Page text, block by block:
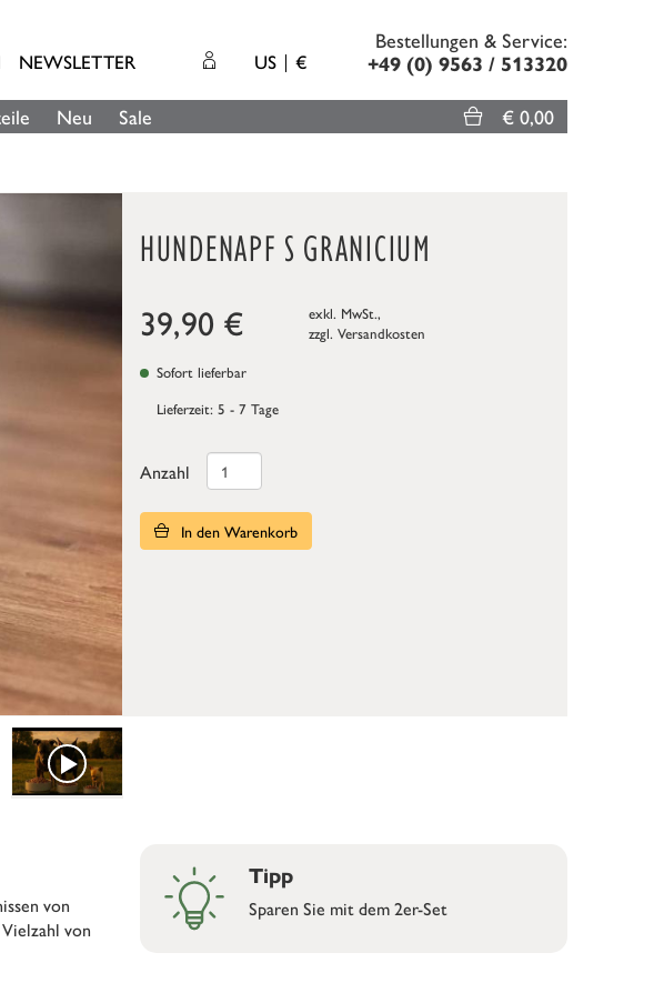
NEWSLETTER US €
Bestellungen & Service:
+49 (0) 9563 / 513320
Neu Sale € 0,00
HUNDENAPF S GRANICIUM
39,90 €
exkl. MwSt.,
zzgl. Versandkosten
Sofort lieferbar
Lieferzeit: 5 - 7 Tage
Anzahl
In den Warenkorb
von
von
Tipp
Sparen Sie mit dem 2er-Set